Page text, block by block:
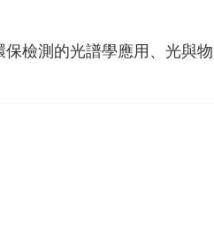
檢測的光譜學應用、光與